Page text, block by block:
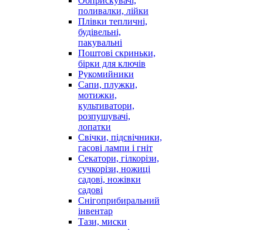
поливалки, лійки
Плівки тепличні,
будівельні,
пакувальні
Поштові скриньки,
бірки для ключів
Рукомийники
Сапи, плужки,
мотижки,
культиватори,
розпушувачі,
лопатки
Свічки, підсвічники,
гасові лампи і гніт
Секатори, гілкорізи,
сучкорізи, ножиці
садові, ножівки
садові
Снігоприбиральний
інвентар
Тази, миски